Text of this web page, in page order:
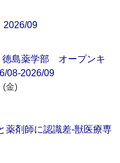
09
島薬学部 オープンキ
08-2026/09
(金)
薬剤師に認識差‐獣医療専